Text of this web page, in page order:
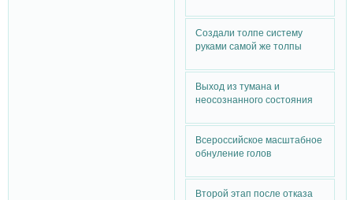
Создали толпе систему
руками самой же толпы
Выход из тумана и
неосознанного состояния
Всероссийское масштабное
обнуление голов
Второй этап после отказа